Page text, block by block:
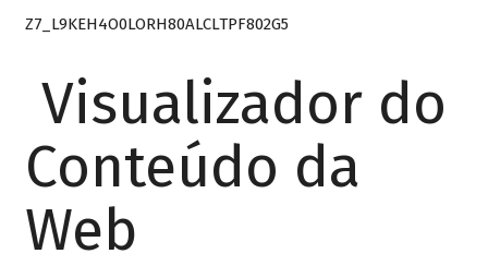
Z7_L9KEH4O0LORH80ALCLTPF802G5
Visualizador do
Conteúdo da
Web